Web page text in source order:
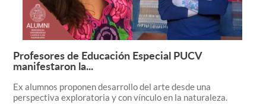
Leer más +
Profesores de Educación Especial PUCV
manifestaron la...
Ex alumnos proponen desarrollo del arte desde una
perspectiva exploratoria y con vínculo en la naturaleza.